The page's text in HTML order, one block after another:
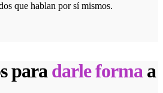
que hablan por sí mismos.
para darle forma a